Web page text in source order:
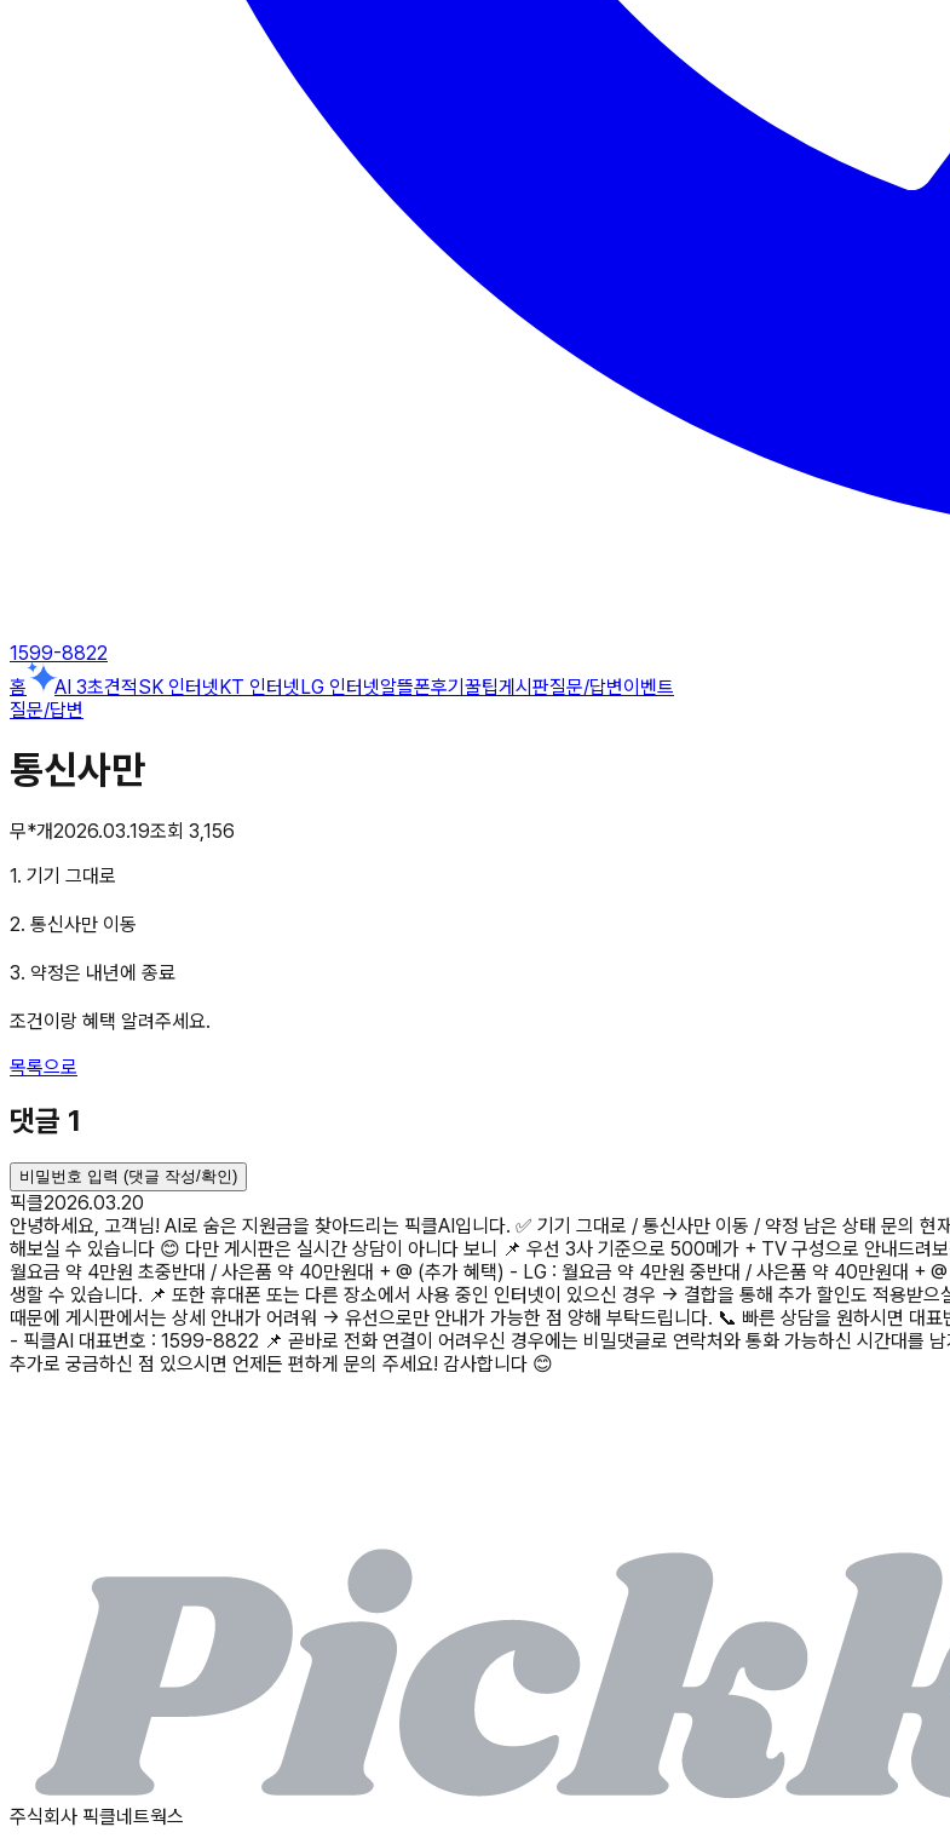
1599-8822
홈
AI 3초견적SK 인터넷KT 인터넷LG 인터넷알뜰폰후기꿀팁게시판질문/답변이벤트
질문/답변
통신사만
무*개2026.03.19조회 3,156
1. 기기 그대로
2. 통신사만 이동
3. 약정은 내년에 종료
조건이랑 혜택 알려주세요.
목록으로
댓글 1
비밀번호 입력 (댓글 작성/확인)
픽클2026.03.20
안녕하세요, 고객님! AI로 숨은 지원금을 찾아드리는 픽클AI입니다. ✅ 기기 그대로 / 통신사만 이동 / 약정 남은 상태 문의
해보실 수 있습니다 😊 다만 게시판은 실시간 상담이 아니다 보니 📌 우선 3사 기준으로 500메가 + TV 구성으로 안내드
월요금 약 4만원 초중반대 / 사은품 약 40만원대 + @ (추가 혜택) - LG : 월요금 약 4만원 중반대 / 사은품 약 40만원대 +
생할 수 있습니다. 📌 또한 휴대폰 또는 다른 장소에서 사용 중인 인터넷이 있으신 경우 → 결합을 통해 추가 할인도 적용받
때문에 게시판에서는 상세 안내가 어려워 → 유선으로만 안내가 가능한 점 양해 부탁드립니다. 📞 빠른 상담을 원하시면 대
- 픽클AI 대표번호 : 1599-8822 📌 곧바로 전화 연결이 어려우신 경우에는 비밀댓글로 연락처와 통화 가능하신 시간대를
추가로 궁금하신 점 있으시면 언제든 편하게 문의 주세요! 감사합니다 😊
주식회사 픽클네트웍스